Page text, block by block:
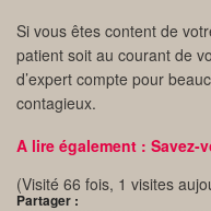
Si vous êtes content de
patient soit au courant de
d’expert compte pour
contagieux.
A lire également :
(Visité 66 fois, 1 visites
Partager :